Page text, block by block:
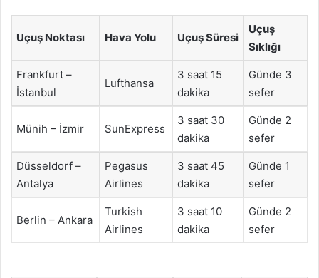
Uçuş Noktası Hava Yolu Uçuş Süresi
Uçuş
Sıklığı
Frankfurt –
İstanbul
Lufthansa
3 saat 15
dakika
Günde 3
sefer
Münih – İzmir SunExpress
3 saat 30
dakika
Günde 2
sefer
Düsseldorf –
Antalya
Pegasus
Airlines
3 saat 45
dakika
Günde 1
sefer
Berlin – Ankara
Turkish
Airlines
3 saat 10
dakika
Günde 2
sefer